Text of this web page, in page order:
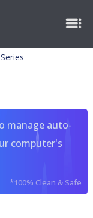
manage auto-
computer's
*100% Clean & Safe